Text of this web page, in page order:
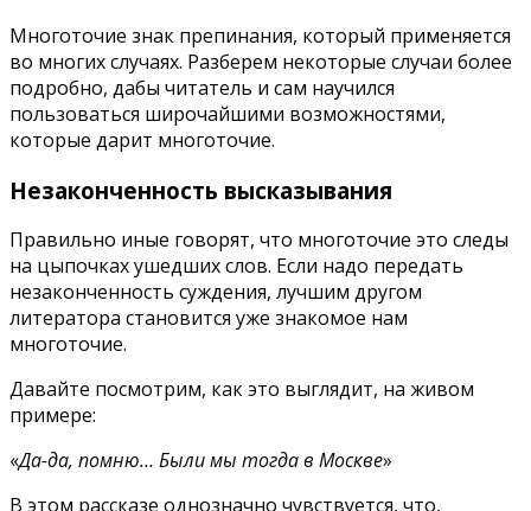
Многоточие знак препинания, который применяется
во многих случаях. Разберем некоторые случаи более
подробно, дабы читатель и сам научился
пользоваться широчайшими возможностями,
которые дарит многоточие.
Незаконченность высказывания
Правильно иные говорят, что многоточие это следы
на цыпочках ушедших слов. Если надо передать
незаконченность суждения, лучшим другом
литератора становится уже знакомое нам
многоточие.
Давайте посмотрим, как это выглядит, на живом
примере:
«Да-да, помню… Были мы тогда в Москве»
В этом рассказе однозначно чувствуется, что,